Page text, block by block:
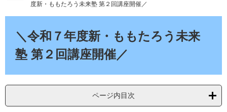
て
度新・ももたろう未来塾 第２回講座開催／
＼令和７年度新・ももたろう未来
塾 第２回講座開催／
ページ内目次